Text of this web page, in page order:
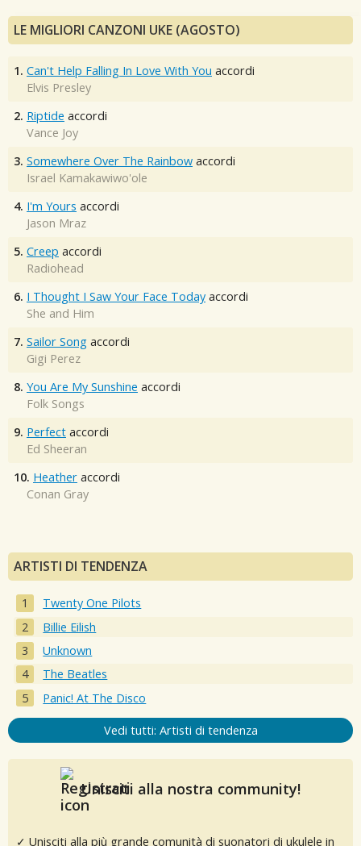
LE MIGLIORI CANZONI UKE (AGOSTO)
1. Can't Help Falling In Love With You accordi
Elvis Presley
2. Riptide accordi
Vance Joy
3. Somewhere Over The Rainbow accordi
Israel Kamakawiwo'ole
4. I'm Yours accordi
Jason Mraz
5. Creep accordi
Radiohead
6. I Thought I Saw Your Face Today accordi
She and Him
7. Sailor Song accordi
Gigi Perez
8. You Are My Sunshine accordi
Folk Songs
9. Perfect accordi
Ed Sheeran
10. Heather accordi
Conan Gray
ARTISTI DI TENDENZA
Twenty One Pilots
Billie Eilish
Unknown
The Beatles
Panic! At The Disco
Vedi tutti: Artisti di tendenza
Unisciti alla nostra community!
✓ Unisciti alla più grande comunità di suonatori di ukulele in